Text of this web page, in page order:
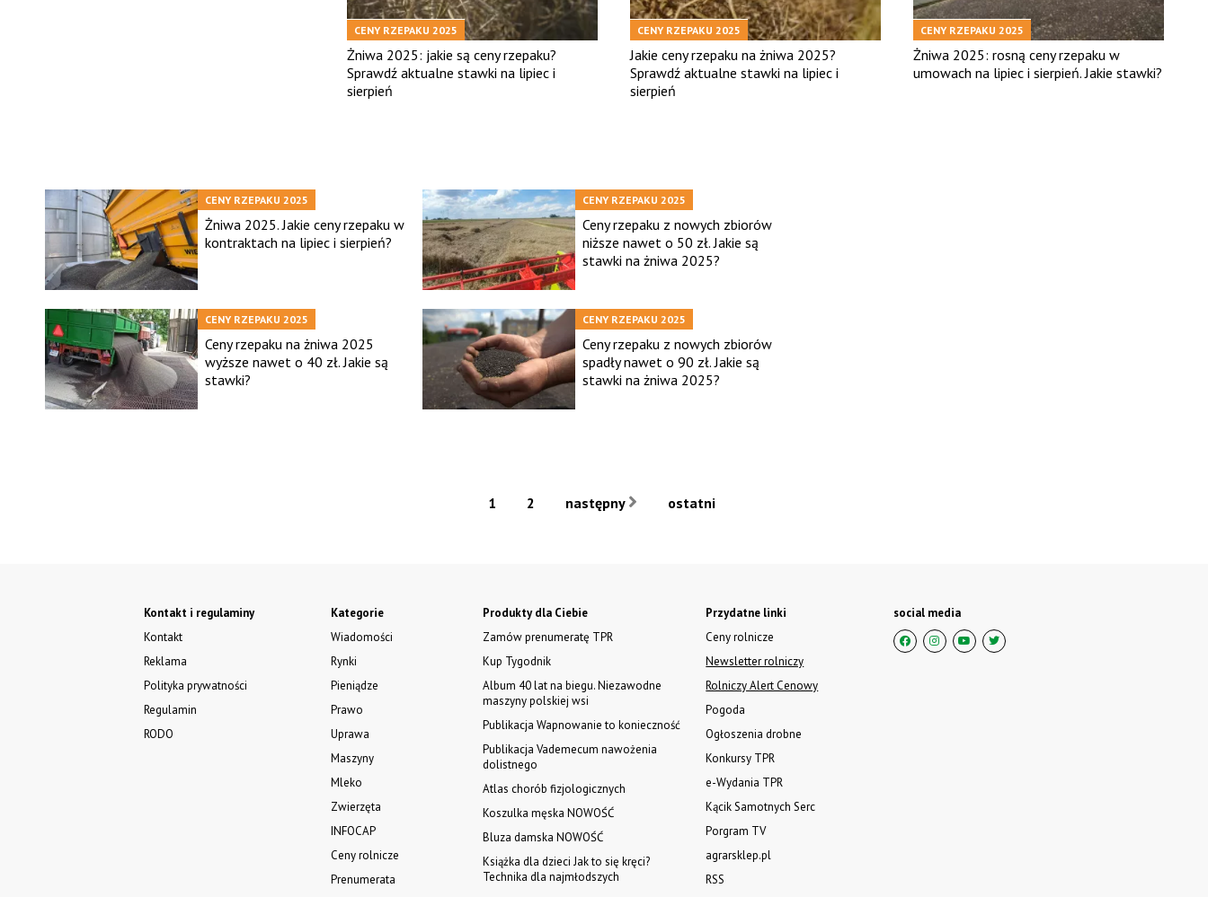
CENY RZEPAKU 2025
Żniwa 2025: jakie są ceny rzepaku?
Sprawdź aktualne stawki na lipiec i
sierpień
CENY RZEPAKU 2025
Jakie ceny rzepaku na żniwa 2025?
Sprawdź aktualne stawki na lipiec i
sierpień
CENY RZEPAKU 2025
Żniwa 2025: rosną ceny rzepaku w
umowach na lipiec i sierpień. Jakie stawki?
CENY RZEPAKU 2025
Żniwa 2025. Jakie ceny rzepaku w
kontraktach na lipiec i sierpień?
CENY RZEPAKU 2025
Ceny rzepaku z nowych zbiorów
niższe nawet o 50 zł. Jakie są
stawki na żniwa 2025?
CENY RZEPAKU 2025
Ceny rzepaku na żniwa 2025
wyższe nawet o 40 zł. Jakie są
stawki?
CENY RZEPAKU 2025
Ceny rzepaku z nowych zbiorów
spadły nawet o 90 zł. Jakie są
stawki na żniwa 2025?
1 2 następny ostatni
Kontakt i regulaminy
Kontakt
Reklama
Polityka prywatności
Regulamin
RODO
Kategorie
Wiadomości
Rynki
Pieniądze
Prawo
Uprawa
Maszyny
Mleko
Zwierzęta
INFOCAP
Ceny rolnicze
Prenumerata
Produkty dla Ciebie
Zamów prenumeratę TPR
Kup Tygodnik
Album 40 lat na biegu. Niezawodne
maszyny polskiej wsi
Publikacja Wapnowanie to konieczność
Publikacja Vademecum nawożenia
dolistnego
Atlas chorób fizjologicznych
Koszulka męska NOWOŚĆ
Bluza damska NOWOŚĆ
Książka dla dzieci Jak to się kręci?
Technika dla najmłodszych
Przydatne linki
Ceny rolnicze
Newsletter rolniczy
Rolniczy Alert Cenowy
Pogoda
Ogłoszenia drobne
Konkursy TPR
e-Wydania TPR
Kącik Samotnych Serc
Porgram TV
agrarsklep.pl
RSS
social media